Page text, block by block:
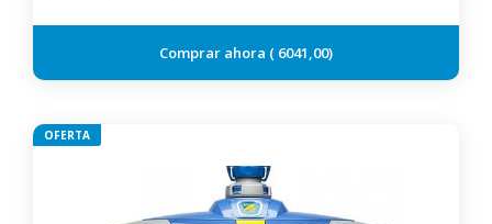
6041,00
OFERTA